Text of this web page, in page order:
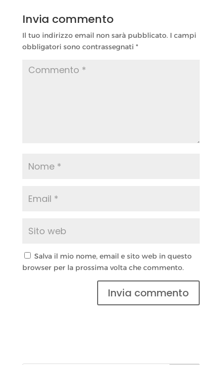
Invia commento
Il tuo indirizzo email non sarà pubblicato. I campi
obbligatori sono contrassegnati *
Salva il mio nome, email e sito web in questo
browser per la prossima volta che commento.